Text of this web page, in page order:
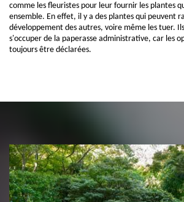
comme les fleuristes pour leur fournir les plantes
ensemble. En effet, il y a des plantes qui peuvent
développement des autres, voire même les tuer.
s'occuper de la paperasse administrative, car les
toujours être déclarées.